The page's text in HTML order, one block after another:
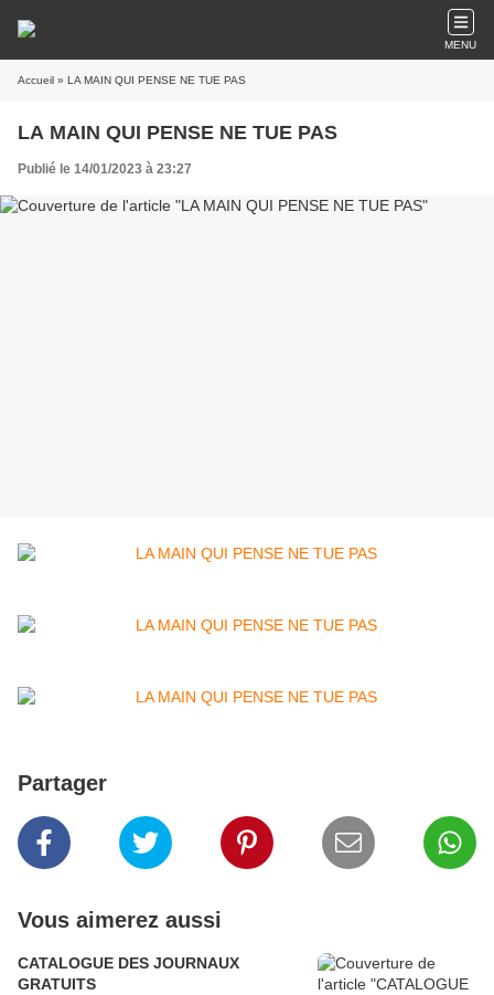
MENU
Accueil » LA MAIN QUI PENSE NE TUE PAS
LA MAIN QUI PENSE NE TUE PAS
Publié le 14/01/2023 à 23:27
Partager
Vous aimerez aussi
CATALOGUE DES JOURNAUX
GRATUITS